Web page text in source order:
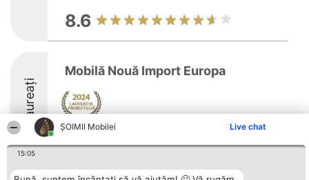
ȘOIMII Mobilei Live chat
15:05
8.6
Laureați
Mobilă Nouă Import Europa